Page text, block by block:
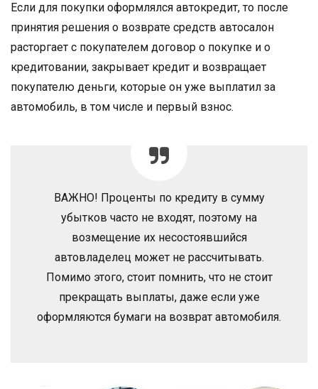
Если для покупки оформлялся автокредит, то после
принятия решения о возврате средств автосалон
расторгает с покупателем договор о покупке и о
кредитовании, закрывает кредит и возвращает
покупателю деньги, которые он уже выплатил за
автомобиль, в том числе и первый взнос.
ВАЖНО! Проценты по кредиту в сумму
убытков часто не входят, поэтому на
возмещение их несостоявшийся
автовладелец может не рассчитывать.
Помимо этого, стоит помнить, что не стоит
прекращать выплаты, даже если уже
оформляются бумаги на возврат автомобиля.